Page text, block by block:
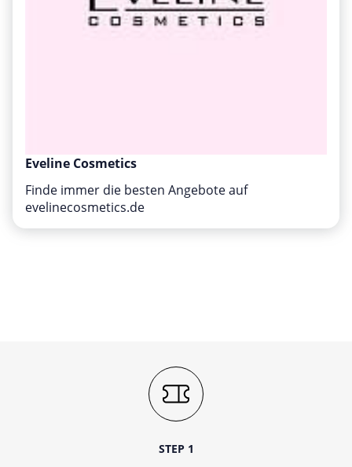
Eveline Cosmetics
Finde immer die besten Angebote auf
evelinecosmetics.de
STEP 1